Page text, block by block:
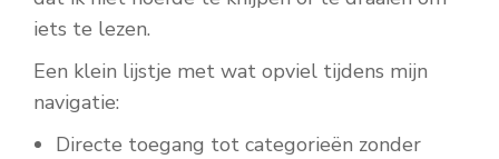
iets te lezen.
Een klein lijstje met wat opviel tijdens mijn
navigatie:
Directe toegang tot categorieën zonder